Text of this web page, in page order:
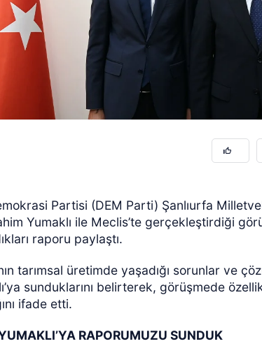
Partisi (DEM Parti) Şanlıurfa
Yumaklı ile Meclis’te gerçekleştirdiği
raporu paylaştı.
tarımsal üretimde yaşadığı sorunlar ve
sunduklarını belirterek, görüşmede
ifade etti.
RAPORUMUZU SUNDUK